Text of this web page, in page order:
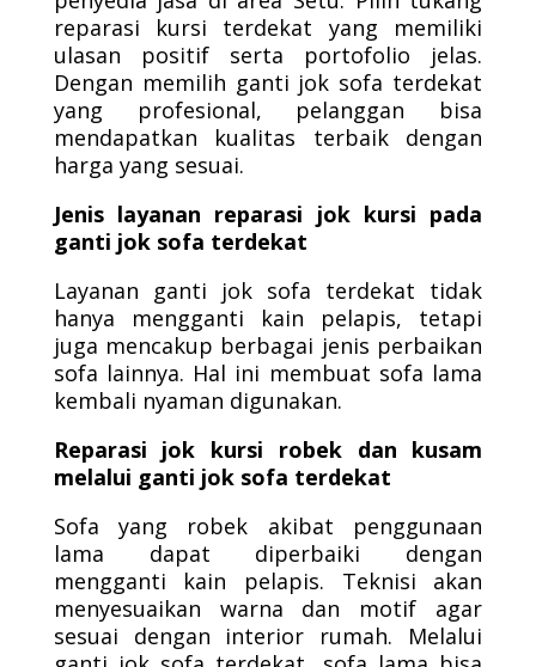
reparasi kursi terdekat yang memiliki
ulasan positif serta portofolio jelas.
Dengan memilih ganti jok sofa terdekat
yang profesional, pelanggan bisa
mendapatkan kualitas terbaik dengan
harga yang sesuai.
Jenis layanan reparasi jok kursi pada
ganti jok sofa terdekat
Layanan ganti jok sofa terdekat tidak
hanya mengganti kain pelapis, tetapi
juga mencakup berbagai jenis perbaikan
sofa lainnya. Hal ini membuat sofa lama
kembali nyaman digunakan.
Reparasi jok kursi robek dan kusam
melalui ganti jok sofa terdekat
Sofa yang robek akibat penggunaan
lama dapat diperbaiki dengan
mengganti kain pelapis. Teknisi akan
menyesuaikan warna dan motif agar
sesuai dengan interior rumah. Melalui